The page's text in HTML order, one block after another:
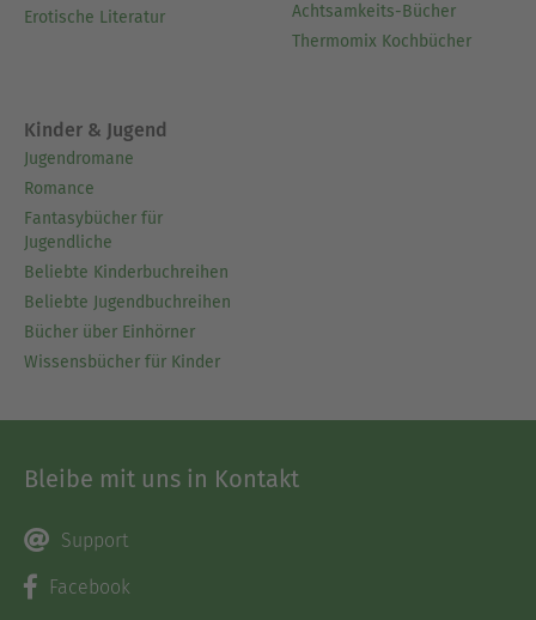
Erotische Literatur
Achtsamkeits-Bücher
Thermomix Kochbücher
Kinder & Jugend
Jugendromane
Romance
Fantasybücher für
Jugendliche
Beliebte Kinderbuchreihen
Beliebte Jugendbuchreihen
Bücher über Einhörner
Wissensbücher für Kinder
Bleibe mit uns in Kontakt
Support
Facebook